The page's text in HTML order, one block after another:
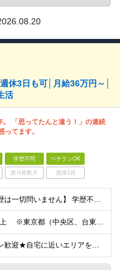
休3日も可│月給36万円～│
活
。 「思ってたんと違う！」の連続
ってます。
学歴不問 ベテランOK
賞与複数月 面接1回
【過去の経歴・学歴は一切問いません】 学歴不問・職種未経験歓迎・業種未経験歓迎 第二新卒・ブランクがある方も歓迎 ・普通自動車運転免許（AT限定可）をお持ちの方 Lお客様先へは社用車で訪問しますが
■月給401,820円以上 ※東京都（中央区、台東区、世田谷区、中野区、豊島区） ■月給386,820円以上 ※東京都（23区以外）、神奈川県、愛知県〈名古屋市〉、大阪府、京都府、兵庫県、滋賀県
★Iターン・Uターン歓迎★自宅に近いエリアを選べます 東京/大阪/愛知/神奈川/埼玉/福岡/北海道/山形/茨城/群馬/千葉/山梨/岐阜/静岡/長野/富山/石川/福井/三重/滋賀/京都/兵庫/島根/岡山